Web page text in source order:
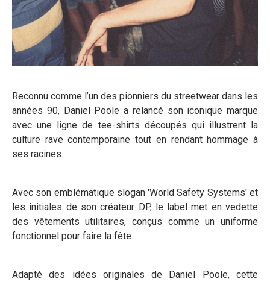
Reconnu comme l’un des pionniers du streetwear dans les
années 90, Daniel Poole a relancé son iconique marque
avec une ligne de tee-shirts découpés qui illustrent la
culture rave contemporaine tout en rendant hommage à
ses racines.
Avec son emblématique slogan 'World Safety Systems' et
les initiales de son créateur DP, le label met en vedette
des vêtements utilitaires, conçus comme un uniforme
fonctionnel pour faire la fête.
Adapté des idées originales de Daniel Poole, cette